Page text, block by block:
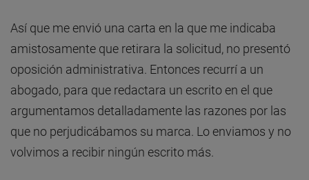
Así que me envió una carta en la que me indicaba
amistosamente que retirara la solicitud, no presentó
oposición administrativa. Entonces recurrí a un
abogado, para que redactara un escrito en el que
argumentamos detalladamente las razones por las
que no perjudicábamos su marca. Lo enviamos y no
volvimos a recibir ningún escrito más.